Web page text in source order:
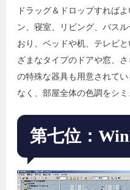
ドラッグ＆ドロップすれば
ン、寝室、リビング、バス
おり、ベッドや机、テレビ
ざまなタイプのドアや窓、
の特殊な器具も用意されて
なく、部屋全体の色調をシミ
第七位：